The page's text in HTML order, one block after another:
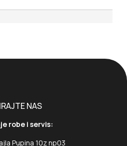
NAS
robe i servis:
Pupina 10z np03